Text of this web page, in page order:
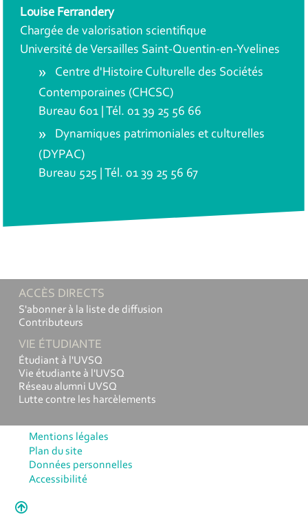
Louise Ferrandery
Chargée de valorisation scientifique
Université de Versailles Saint-Quentin-en-Yvelines
Centre d'Histoire Culturelle des Sociétés
Contemporaines (CHCSC)
Bureau 601 | Tél. 01 39 25 56 66
Dynamiques patrimoniales et culturelles
(DYPAC)
Bureau 525 | Tél. 01 39 25 56 67
ACCÈS DIRECTS
S'abonner à la liste de diffusion
Contributeurs
VIE ÉTUDIANTE
Étudiant à l'UVSQ
Vie étudiante à l'UVSQ
Réseau alumni UVSQ
Lutte contre les harcèlements
Mentions légales
Plan du site
Données personnelles
Accessibilité